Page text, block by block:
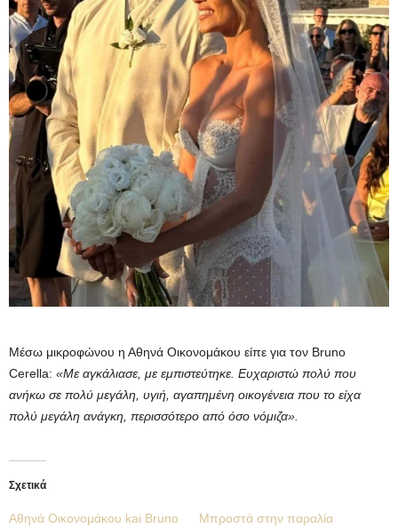
Μέσω μικροφώνου η Αθηνά Οικονομάκου είπε για τον Bruno
Cerella: «Με αγκάλιασε, με εμπιστεύτηκε. Ευχαριστώ πολύ που
ανήκω σε πολύ μεγάλη, υγιή, αγαπημένη οικογένεια που το είχα
πολύ μεγάλη ανάγκη, περισσότερο από όσο νόμιζα».
Σχετικά
Αθηνά Οικονομάκου kai Bruno
Μπροστά στην παραλία